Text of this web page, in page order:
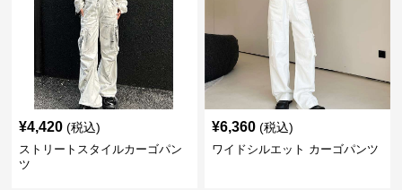
¥4,420 (税込)
ストリートスタイルカーゴパン
ツ
¥6,360 (税込)
ワイドシルエット カーゴパンツ